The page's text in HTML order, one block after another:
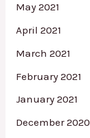
May 2021
April 2021
March 2021
February 2021
January 2021
December 2020